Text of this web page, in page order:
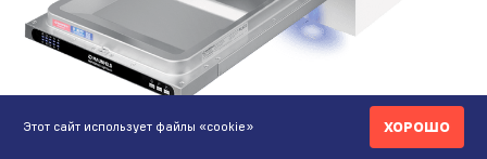
189 790 ₸
Этот сайт использует файлы «cookie» ХОРОШО